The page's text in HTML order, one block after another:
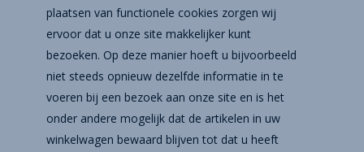
plaatsen van functionele cookies zorgen wij
ervoor dat u onze site makkelijker kunt
bezoeken. Op deze manier hoeft u bijvoorbeeld
niet steeds opnieuw dezelfde informatie in te
voeren bij een bezoek aan onze site en is het
onder andere mogelijk dat de artikelen in uw
winkelwagen bewaard blijven tot dat u heeft